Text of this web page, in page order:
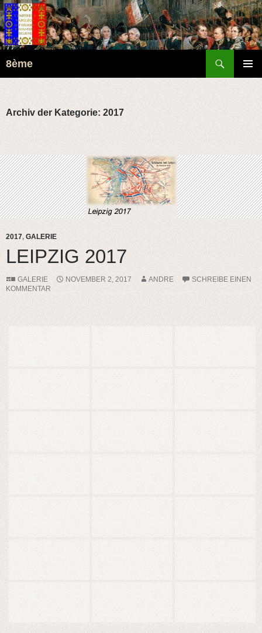
8ème
Archiv der Kategorie: 2017
2017, GALERIE
LEIPZIG 2017
GALERIE NOVEMBER 2, 2017 ANDRE
SCHREIBE EINEN
KOMMENTAR